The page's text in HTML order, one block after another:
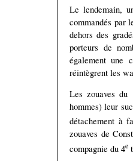
Le lendemain,
commandés par
dehors des
porteurs de
également une
réintègrent les
Les zouaves du
hommes) leur
détachement à
zouaves de
compagnie du 4e